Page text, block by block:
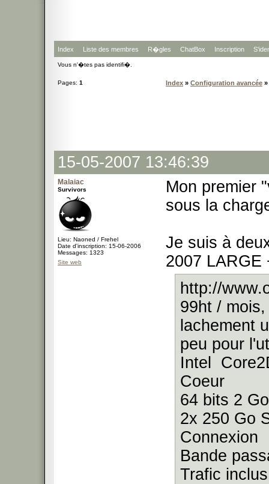
Index Liste des membres R�gles ChatBox Inscription
Vous n'�tes pas identifi�.
Pages: 1 Index » Configuration avancée
15-05-2007 13:46:39
Malaiac
Survivors
Lieu: Naoned / Frehel
Date d'inscription: 15-06-2006
Messages: 1323
Site web
Mon premier
sous la
Je suis à
2007 LARGE
http://
99ht /
lachement
peu pour
Intel
Coeur
64 bits 2
2x 250 Go
Bande
Trafic